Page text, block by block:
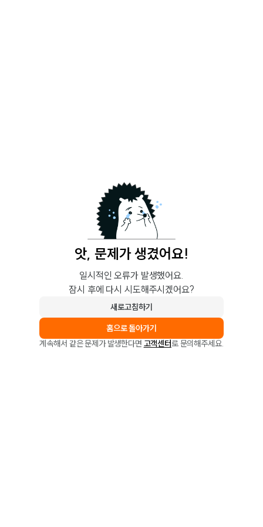
앗, 문제가 생겼어요!
일시적인 오류가 발생했어요.
잠시 후에 다시 시도해주시겠어요?
새로고침하기
홈으로 돌아가기
계속해서 같은 문제가 발생한다면 고객센터로 문의해주세요.